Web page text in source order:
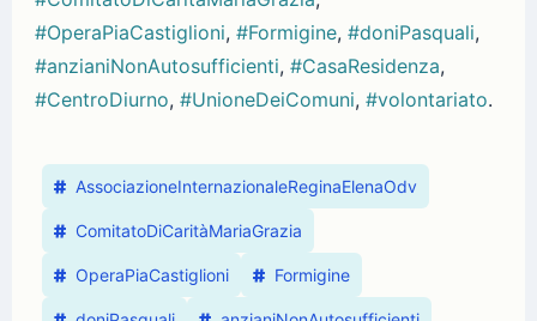
#OperaPiaCastiglioni, #Formigine, #doniPasquali,
#anzianiNonAutosufficienti, #CasaResidenza,
#CentroDiurno, #UnioneDeiComuni, #volontariato.
AssociazioneInternazionaleReginaElenaOdv
ComitatoDiCaritàMariaGrazia
OperaPiaCastiglioni Formigine